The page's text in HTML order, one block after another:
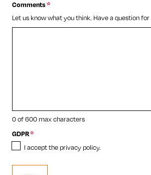
Comments*
Let us know what you think. Have a question for
0 of 600 max characters
GDPR*
I accept the privacy policy.